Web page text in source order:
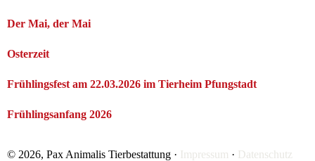
Der Mai, der Mai
Osterzeit
Frühlingsfest am 22.03.2026 im Tierheim Pfungstadt
Frühlingsanfang 2026
© 2026, Pax Animalis Tierbestattung · Impressum · Datenschutz